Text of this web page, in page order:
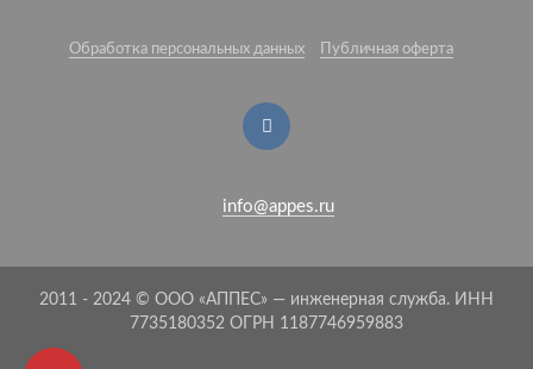
Обработка персональных данных Публичная оферта
info@appes.ru
2011 - 2024 © ООО «АППЕС» — инженерная служба. ИНН
7735180352 ОГРН 1187746959883